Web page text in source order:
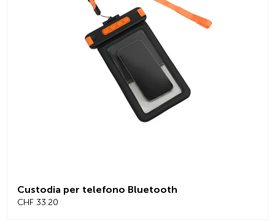
Custodia per telefono Bluetooth
CHF 33.20